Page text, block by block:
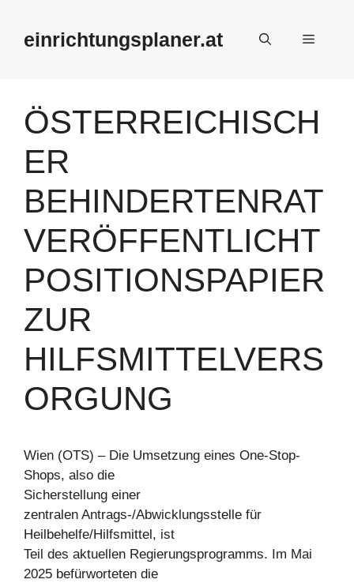
springeneinrichtungsplaner.at Menü
ÖSTERREICHISCH
ER
BEHINDERTENRAT
VERÖFFENTLICHT
POSITIONSPAPIER
ZUR
HILFSMITTELVERS
ORGUNG
Wien (OTS) – Die Umsetzung eines One-Stop-
Shops, also die
Sicherstellung einer
zentralen Antrags-/Abwicklungsstelle für
Heilbehelfe/Hilfsmittel, ist
Teil des aktuellen Regierungsprogramms. Im Mai
2025 befürworteten die